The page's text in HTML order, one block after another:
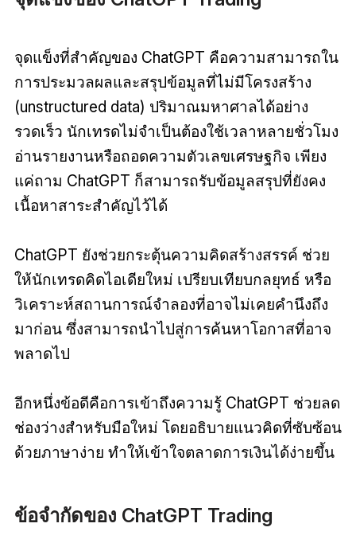
จุดแข็งที่สำคัญของ ChatGPT คือความสามารถใน
การประมวลผลและสรุปข้อมูลที่ไม่มีโครงสร้าง
(unstructured data) ปริมาณมหาศาลได้อย่าง
รวดเร็ว นักเทรดไม่จำเป็นต้องใช้เวลาหลายชั่วโมง
อ่านรายงานหรือถอดความตัวเลขเศรษฐกิจ เพียง
แค่ถาม ChatGPT ก็สามารถรับข้อมูลสรุปที่ยังคง
เนื้อหาสาระสำคัญไว้ได้
ChatGPT ยังช่วยกระตุ้นความคิดสร้างสรรค์ ช่วย
ให้นักเทรดคิดไอเดียใหม่ เปรียบเทียบกลยุทธ์ หรือ
วิเคราะห์สถานการณ์จำลองที่อาจไม่เคยคำนึงถึง
มาก่อน ซึ่งสามารถนำไปสู่การค้นหาโอกาสที่อาจ
พลาดไป
อีกหนึ่งข้อดีคือการเข้าถึงความรู้ ChatGPT ช่วยลด
ช่องว่างสำหรับมือใหม่ โดยอธิบายแนวคิดที่ซับซ้อน
ด้วยภาษาง่าย ทำให้เข้าใจตลาดการเงินได้ง่ายขึ้น
ข้อจำกัดของ ChatGPT Trading